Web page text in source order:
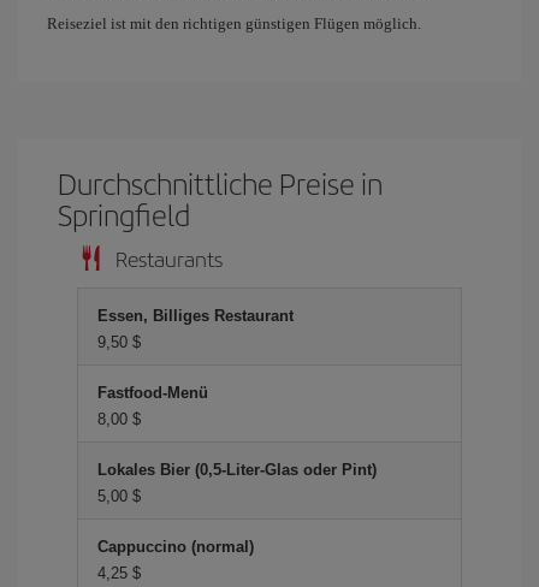
Reiseziel ist mit den richtigen günstigen Flügen möglich.
Durchschnittliche Preise in
Springfield
Restaurants
Essen, Billiges Restaurant
9,50 $
Fastfood-Menü
8,00 $
Lokales Bier (0,5-Liter-Glas oder Pint)
5,00 $
Cappuccino (normal)
4,25 $